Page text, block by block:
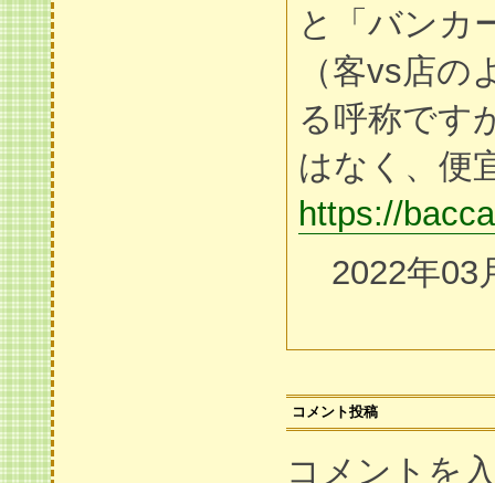
と「バンカ
（客vs店
る呼称です
はなく、便
https://
2022年03
コメント投稿
コメントを